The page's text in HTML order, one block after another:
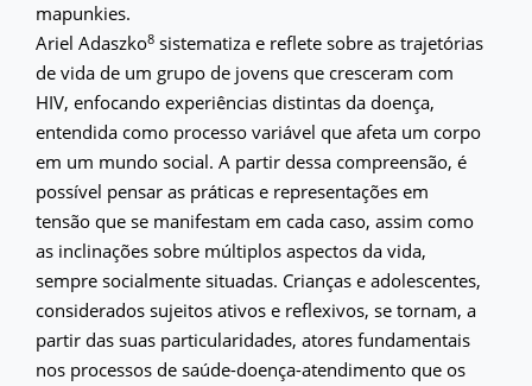
mapunkies.
Ariel Adaszko8 sistematiza e reflete sobre as trajetórias
de vida de um grupo de jovens que cresceram com
HIV, enfocando experiências distintas da doença,
entendida como processo variável que afeta um corpo
em um mundo social. A partir dessa compreensão, é
possível pensar as práticas e representações em
tensão que se manifestam em cada caso, assim como
as inclinações sobre múltiplos aspectos da vida,
sempre socialmente situadas. Crianças e adolescentes,
considerados sujeitos ativos e reflexivos, se tornam, a
partir das suas particularidades, atores fundamentais
nos processos de saúde-doença-atendimento que os